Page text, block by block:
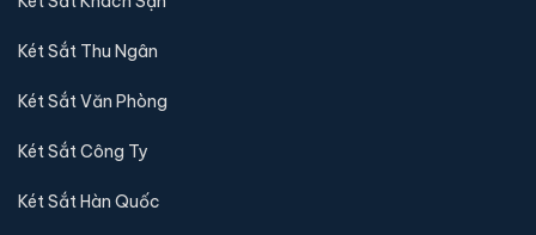
⚖️ Trọng lượng:16 kg
🔒 Khoá:Khóa vân tay điện tử
4,290,000 đ
Xem chi tiết →
Két Sắt Thu Ngân
Két Sắt Văn Phòng
Két Sắt Công Ty
Két Sắt Hàn Quốc